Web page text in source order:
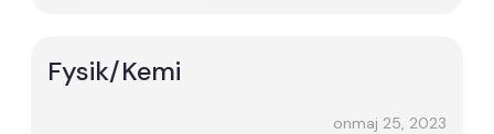
Fysik/Kemi
onmaj 25, 2023